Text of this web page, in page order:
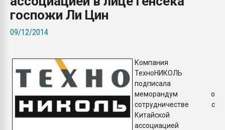
госпожи Ли Цин
09/12/2014
Компания
ТехноНИКОЛЬ
подписала
меморандум о
сотрудничестве с
Китайской
ассоциацией